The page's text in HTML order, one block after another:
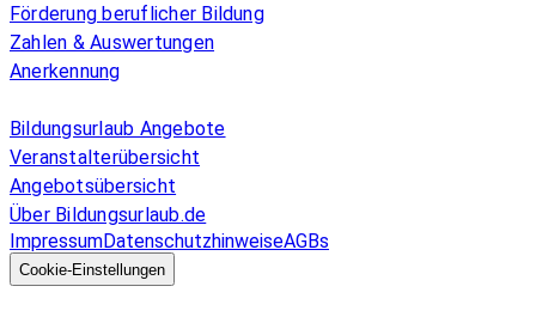
Förderung beruflicher Bildung
Zahlen & Auswertungen
Anerkennung
Bildungsurlaub Angebote
Veranstalterübersicht
Angebotsübersicht
Über Bildungsurlaub.de
ImpressumDatenschutzhinweiseAGBs
Cookie-Einstellungen